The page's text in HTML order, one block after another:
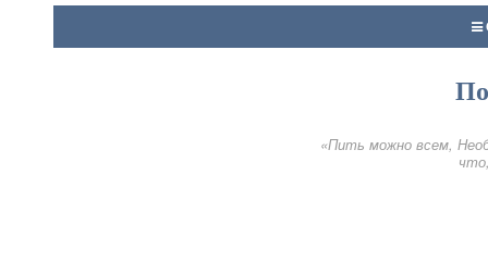
«Пить можно всем,